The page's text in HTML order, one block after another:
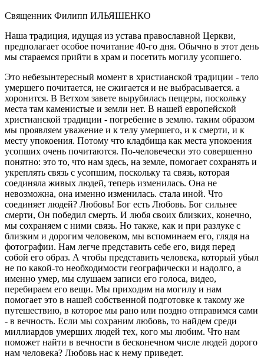
Священник Филипп ИЛЬЯШЕНКО
Наша традиция, идущая из устава православной Церкви,
предполагает особое почитание 40-го дня. Обычно в этот день
мы стараемся прийти в храм и посетить могилу усопшего.
Это небезынтересный момент в христианской традиции - тело
умершего почитается, не сжигается и не выбрасывается. а
хоронится. В Ветхом завете вырубилась пещеры, поскольку
места там каменистые и земли нет. В нашей европейской
христианской традиции - погребение в землю. таким образом
мы проявляем уважение и к телу умершего, и к смерти, и к
месту упокоения. Потому что кладбища как места упокоения
усопших очень почитаются. По-человечески это совершенно
понятно: это то, что нам здесь, на земле, помогает сохранять и
укреплять связь с усопшим, поскольку та связь, которая
соединяла живых людей, теперь изменилась. Она не
невозможна, она именно изменилась. стала иной. Что
соединяет людей? Любовь! Бог есть Любовь. Бог сильнее
смерти, Он победил смерть. И любя своих близких, конечно,
мы сохраняем с ними связь. Но также, как и при разлуке с
близким и дорогим человеком, мы вспоминаем его, глядя на
фотографии. Нам легче представить себе его, видя перед
собой его образ. А чтобы представить человека, который убыл
не по какой-то необходимости географически и надолго, а
именно умер, мы слушаем записи его голоса, видео,
перебираем его вещи. Мы приходим на могилу и нам
помогает это в нашей собственной подготовке к такому же
путешествию, в которое мы рано или поздно отправимся сами
- в вечность. Если мы сохраним любовь, то найдем среди
миллиардов умерших людей тех, кого мы любим. Что нам
поможет найти в вечности в бесконечном числе людей дорого
нам человека? Любовь нас к нему приведет.